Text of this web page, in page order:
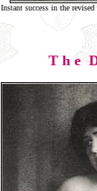
Instant success in the
T h e